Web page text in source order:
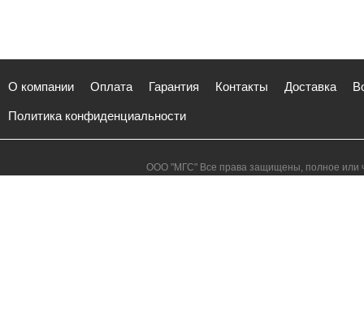
О компании Оплата Гарантия Контакты Доставка
Политика конфиденциальности
ООО "МГС" Все права защищены, полное или